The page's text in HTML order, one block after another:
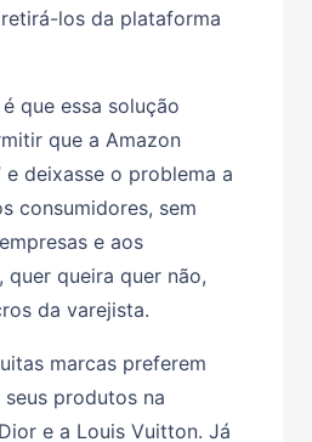
los da plataforma
que essa solução
que a Amazon
e deixasse o problema a
consumidores, sem
e aos
quer queira quer não,
da varejista.
marcas preferem
produtos na
e a Louis Vuitton. Já